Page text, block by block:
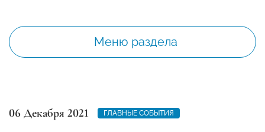
Меню раздела
06 Декабря 2021 ГЛАВНЫЕ СОБЫТИЯ